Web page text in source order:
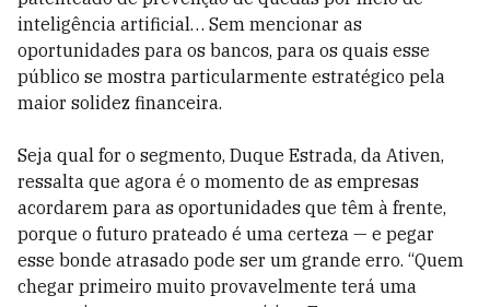
inteligência artificial… Sem mencionar as
oportunidades para os bancos, para os quais esse
público se mostra particularmente estratégico pela
maior solidez financeira.
Seja qual for o segmento, Duque Estrada, da Ativen,
ressalta que agora é o momento de as empresas
acordarem para as oportunidades que têm à frente,
porque o futuro prateado é uma certeza — e pegar
esse bonde atrasado pode ser um grande erro. “Quem
chegar primeiro muito provavelmente terá uma